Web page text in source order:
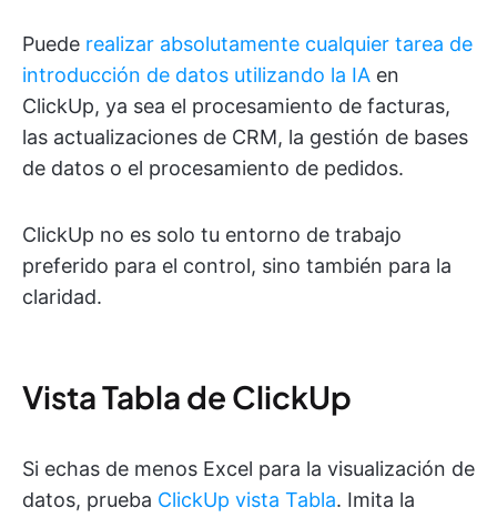
Puede realizar absolutamente cualquier tarea de
introducción de datos utilizando la IA en
ClickUp, ya sea el procesamiento de facturas,
las actualizaciones de CRM, la gestión de bases
de datos o el procesamiento de pedidos.
ClickUp no es solo tu entorno de trabajo
preferido para el control, sino también para la
claridad.
Vista Tabla de ClickUp
Si echas de menos Excel para la visualización de
datos, prueba ClickUp vista Tabla. Imita la